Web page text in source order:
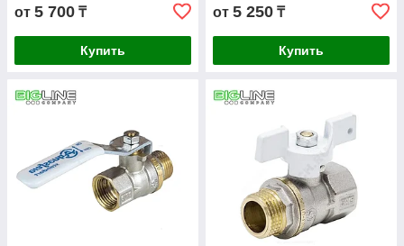
от 5 700 ₸
Купить
от 5 250 ₸
Купить